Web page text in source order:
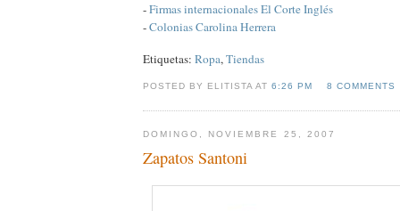
-Firmas internacionales El Corte Inglés
-Colonias Carolina Herrera
Etiquetas: Ropa,Tiendas
POSTED BY ELITISTA AT6:26 PM 8 COMMENTS
DOMINGO, NOVIEMBRE 25, 2007
Zapatos Santoni